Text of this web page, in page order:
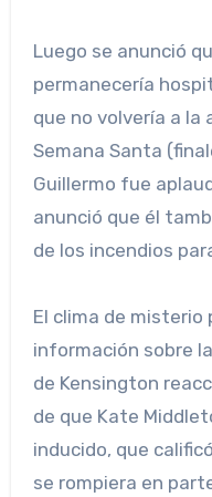
Luego se anunció
permanecería
que no volvería a
Semana Santa
Guillermo fue
anunció que él
de los incendios
El clima de
información sobre
de Kensington
de que Kate
inducido, que
se rompiera en